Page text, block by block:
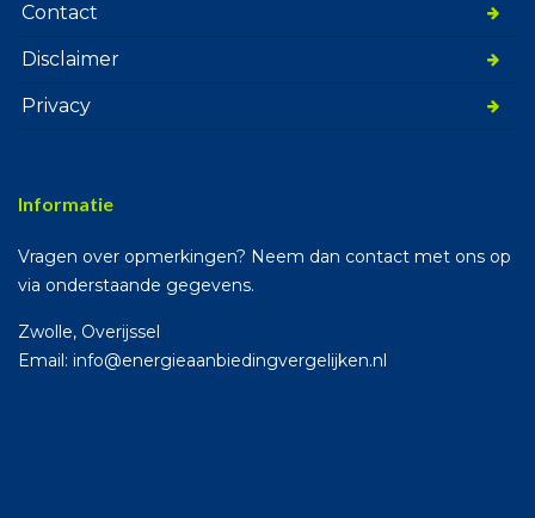
Contact
Disclaimer
Privacy
Informatie
Vragen over opmerkingen? Neem dan contact met ons op
via onderstaande gegevens.
Zwolle, Overijssel
Email: info@energieaanbiedingvergelijken.nl